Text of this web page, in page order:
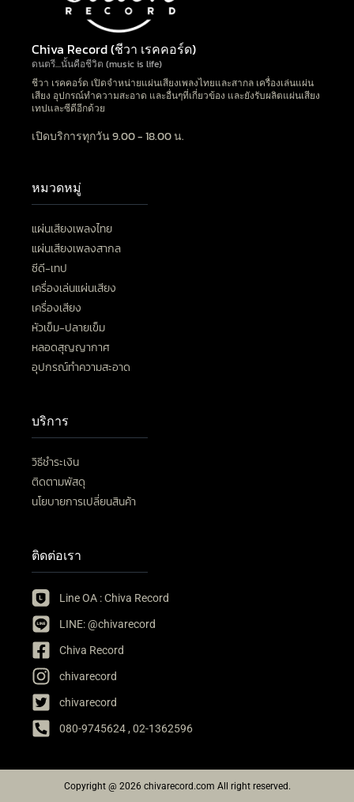
Chiva Record (ชีวา เรคคอร์ด)
ดนตรี…นั้นคือชีวิต (music is life)
ชีวา เรคคอร์ด เปิดจำหน่ายแผ่นเสียงเพลงไทยและสากล เครื่องเล่นแผ่น
เสียง อุปกรณ์ทำความสะอาด และอื่นๆที่เกี่ยวข้อง และยังรับผลิตแผ่นเสียง
เทปและซีดีอีกด้วย
เปิดบริการทุกวัน 9.00 - 18.00 น.
หมวดหมู่
แผ่นเสียงเพลงไทย
แผ่นเสียงเพลงสากล
ซีดี-เทป
เครื่องเล่นแผ่นเสียง
เครื่องเสียง
หัวเข็ม-ปลายเข็ม
หลอดสุญญากาศ
อุปกรณ์ทำความสะอาด
บริการ
วิธีชำระเงิน
ติดตามพัสดุ
นโยบายการเปลี่ยนสินค้า
ติดต่อเรา
Line OA : Chiva Record
LINE: @chivarecord
Chiva Record
chivarecord
chivarecord
080-9745624 , 02-1362596
Copyright @ 2026 chivarecord.com All right reserved.